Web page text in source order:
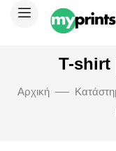
T-shirt
Αρχική